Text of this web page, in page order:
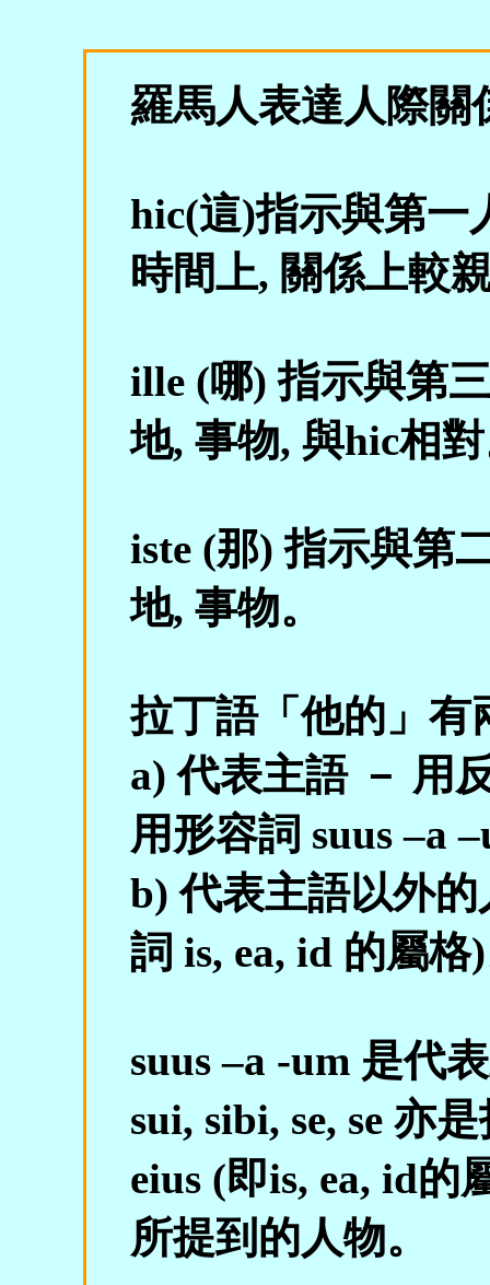
羅馬人表達人際關
hic(這)指示與第一
時間上, 關係上較
ille (哪) 指示與第
地, 事物, 與hic相
iste (那) 指示與第
地, 事物。
拉丁語「他的」有
a) 代表主語 － 用
用形容詞 suus –a
b) 代表主語以外
詞 is, ea, id 的屬格
suus –a -um 是代
sui, sibi, se, se 亦
eius (即is, ea, id的
所提到的人物。